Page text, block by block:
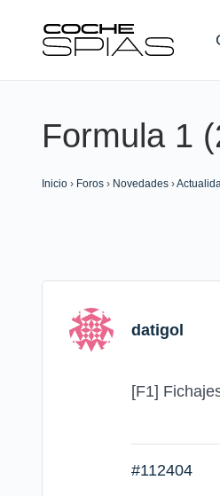
Buscar:
Formula 1
Inicio › Foros › Novedades ›
datigol
[F1]
#112404